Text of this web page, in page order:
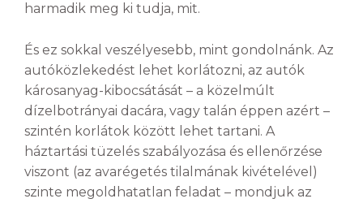
harmadik meg ki tudja, mit.
És ez sokkal veszélyesebb, mint gondolnánk. Az
autóközlekedést lehet korlátozni, az autók
károsanyag-kibocsátását – a közelmúlt
dízelbotrányai dacára, vagy talán éppen azért –
szintén korlátok között lehet tartani. A
háztartási tüzelés szabályozása és ellenőrzése
viszont (az avarégetés tilalmának kivételével)
szinte megoldhatatlan feladat – mondjuk az